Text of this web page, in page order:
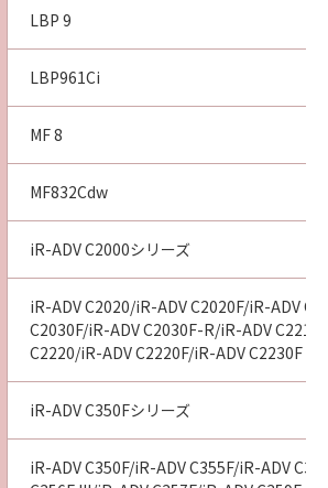
LBP 9
LBP961Ci
MF 8
MF832Cdw
iR-ADV C2000シリーズ
iR-ADV C2020/iR-ADV C2020F/iR-ADV
C2030F/iR-ADV C2030F-R/iR-ADV
C2220/iR-ADV C2220F/iR-ADV C2230F
iR-ADV C350Fシリーズ
iR-ADV C350F/iR-ADV C355F/iR-ADV